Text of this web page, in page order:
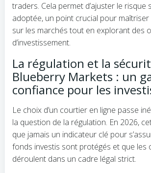
traders. Cela permet d’ajuster le risque
adoptée, un point crucial pour
sur les marchés tout en explorant des
d’investissement.
La régulation et la
Blueberry Markets : un
confiance pour les
Le choix d’un courtier en ligne passe
la question de la régulation. En 2026,
que jamais un indicateur clé pour
fonds investis sont protégés et que les
déroulent dans un cadre légal strict.